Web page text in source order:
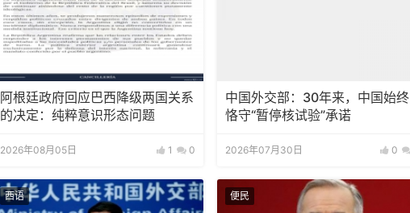
阿根廷政府回应巴西降级两国关系
的决定：纯粹意识形态问题
2026年08月05日 1 0
中国外交部：30年来，中国始终
恪守“暂停核试验”承诺
2026年07月30日 0
西语 便民